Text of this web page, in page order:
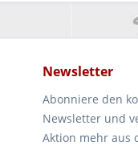
Newsletter
Abonniere den
Newsletter und
Aktion mehr aus